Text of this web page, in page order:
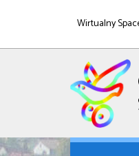
Wirtualny